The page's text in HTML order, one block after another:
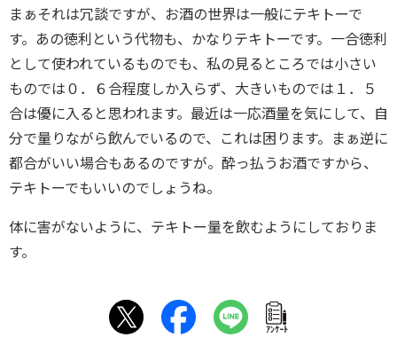
まぁそれは冗談ですが、お酒の世界は一般にテキトーで
す。あの徳利という代物も、かなりテキトーです。一合徳利
として使われているものでも、私の見るところでは小さい
ものでは０．６合程度しか入らず、大きいものでは１．５
合は優に入ると思われます。最近は一応酒量を気にして、自
分で量りながら飲んでいるので、これは困ります。まぁ逆に
都合がいい場合もあるのですが。酔っ払うお酒ですから、
テキトーでもいいのでしょうね。
体に害がないように、テキトー量を飲むようにしておりま
す。
ｱﾝｹｰﾄ